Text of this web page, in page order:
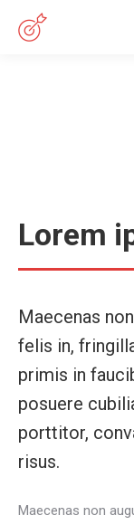
Lorem
Maecenas
felis in,
primis in
posuere
porttitor,
risus.
Maecenas non